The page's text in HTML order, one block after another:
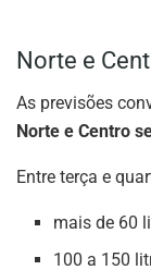
Norte e
As previsões
Norte e Centro
Entre terça e
mais de 60
100 a 150